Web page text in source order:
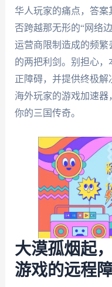
华人玩家的痛点，答
否跨越那无形的“网络
运营商限制造成的频
的两把利剑。别担心
正障碍，并提供终极
海外玩家的游戏加速
你的三国传奇。
大漠孤烟起
游戏的远程